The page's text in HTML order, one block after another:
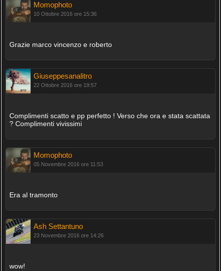
Momophoto
10 Ottobre 2016 ore 15:36
Grazie marco vincenzo e roberto
Giuseppesanalitro
22 Ottobre 2016 ore 19:57
Complimenti scatto e pp perfetto ! Verso che ora e stata scattata
? Complimenti vivissimi
Momophoto
05 Novembre 2016 ore 11:53
Era al tramonto
Ash Settantuno
23 Novembre 2016 ore 14:26
wow!